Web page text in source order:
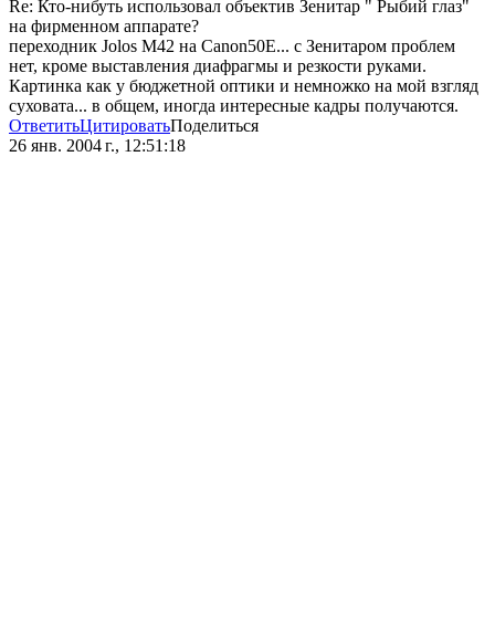
Re: Кто-нибуть использовал объектив Зенитар " Рыбий глаз"
на фирменном аппарате?
переходник Jolos М42 на Canon50E... с Зенитаром проблем
нет, кроме выставления диафрагмы и резкости руками.
Картинка как у бюджетной оптики и немножко на мой взгляд
суховата... в общем, иногда интересные кадры получаются.
ОтветитьЦитироватьПоделиться
26 янв. 2004 г., 12:51:18